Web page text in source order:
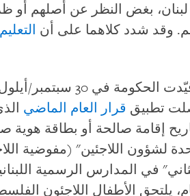
بغض النظر عن أصلهم أو
وقد شدد كلاهما على أن التعليم
لكن في خطوة مخيبة للآمال، قيّدت
تطبيق قرار العام الماضي
إقامة صالحة أو بطاقة
لشؤون اللاجئين" (مفوضية
في المدارس الرسمية
2026. بشكل عام، يلتحق الأطفال اللاجئون